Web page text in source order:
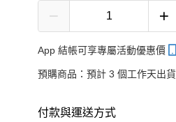
App 結帳可享專屬活動優惠價
預購商品：預計 3 個工作天出貨
付款與運送方式